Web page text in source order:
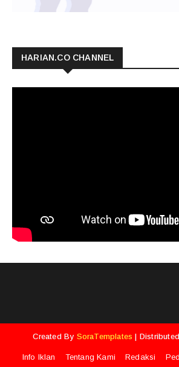
HARIAN.CO CHANNEL
Created By SoraTemplates |
Info Iklan Tentang Kami Redaksi